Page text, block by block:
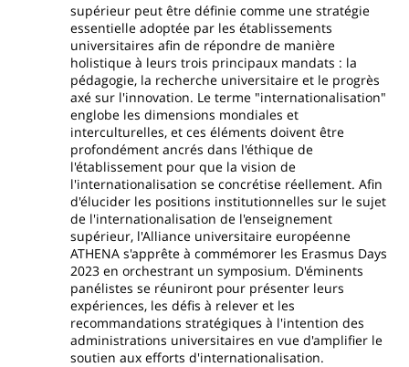
supérieur peut être définie comme une stratégie
essentielle adoptée par les établissements
universitaires afin de répondre de manière
holistique à leurs trois principaux mandats : la
pédagogie, la recherche universitaire et le progrès
axé sur l'innovation. Le terme "internationalisation"
englobe les dimensions mondiales et
interculturelles, et ces éléments doivent être
profondément ancrés dans l'éthique de
l'établissement pour que la vision de
l'internationalisation se concrétise réellement. Afin
d'élucider les positions institutionnelles sur le sujet
de l'internationalisation de l'enseignement
supérieur, l'Alliance universitaire européenne
ATHENA s'apprête à commémorer les Erasmus Days
2023 en orchestrant un symposium. D'éminents
panélistes se réuniront pour présenter leurs
expériences, les défis à relever et les
recommandations stratégiques à l'intention des
administrations universitaires en vue d'amplifier le
soutien aux efforts d'internationalisation.